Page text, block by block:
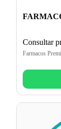
Consultar
Farmacos